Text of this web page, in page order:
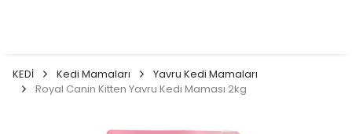
KEDİ Kedi Mamaları
Yavru Kedi Mamaları
Royal Canin Kitten Yavru Kedi Maması 2kg